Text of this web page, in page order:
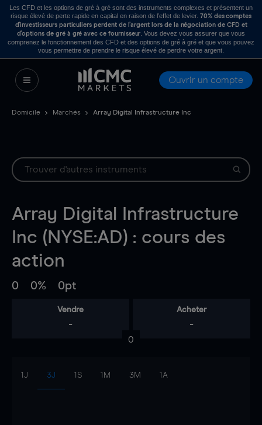
Les CFD et les options de gré à gré sont des instruments complexes et présentent un
risque élevé de perte rapide en capital en raison de l’effet de levier. 70% des comptes
d’investisseurs particuliers perdent de l’argent lors de la négociation de CFD et
d’options de gré à gré avec ce fournisseur . Vous devez vous assurer que vous
comprenez le fonctionnement des CFD et des options de gré à gré et que vous pouvez
vous permettre de prendre le risque élevé de perdre votre argent.
Ouvrir un compte
Domicile Marchés Array Digital Infrastructure Inc
Array Digital Infrastructure
Inc (NYSE:AD) : cours des
action
0 0% 0pt
Vendre
-
Acheter
-
0
1J 3J 1S 1M 3M 1A